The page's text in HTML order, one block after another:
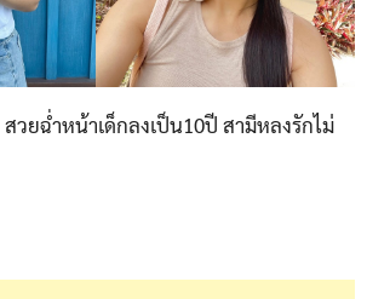
ยฉ่ำหน้าเด็กลงเป็น10ปี สามีหลงรักไม่